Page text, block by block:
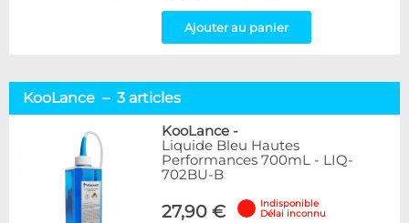
Ajouter au panier
KooLance – 3 articles
KooLance -
Liquide Bleu Hautes
Performances 700mL - LIQ-
702BU-B
27,90 €
Indisponible
Délai inconnu